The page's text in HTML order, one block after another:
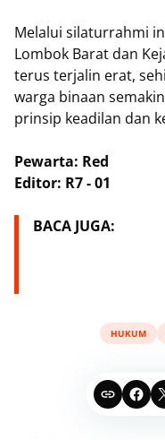
Melalui silaturrahmi
Lombok Barat dan
terus terjalin erat,
warga binaan
prinsip keadilan dan
Pewarta: Red
Editor: R7 - 01
BACA JUGA:
HUKUM